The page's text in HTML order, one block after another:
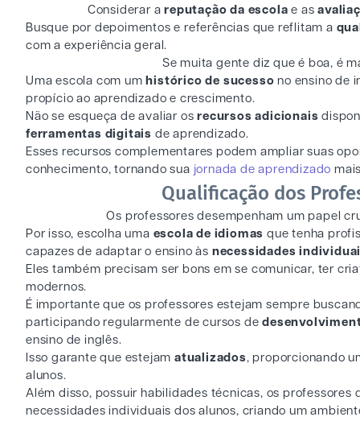
Considerar areputação da escola e as
Busque por depoimentos e referências que reflitam a
com a experiência geral.
Se muita gente diz que é boa, é
Uma escola com um histórico de sucesso no ensino de
propício ao aprendizado e crescimento.
Não se esqueça de avaliar osrecursos adicionais
ferramentas digitais de aprendizado.
Esses recursos complementares podem ampliar suas
conhecimento, tornando sua jornada de aprendizado
Qualificação dos
Os professores desempenham um papel
Por isso, escolha uma escola de idiomas que tenha
capazes de adaptar o ensino às necessidades
Eles também precisam ser bons em se comunicar, ter
modernos.
É importante que os professores estejam sempre
participando regularmente de cursos de
ensino de inglês.
Isso garante que estejam atualizados, proporcionando
alunos.
Além disso, possuir habilidades técnicas, os professores
necessidades individuais dos alunos, criando um